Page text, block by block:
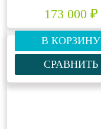
173 000 ₽
В КОРЗИНУ
СРАВНИТЬ